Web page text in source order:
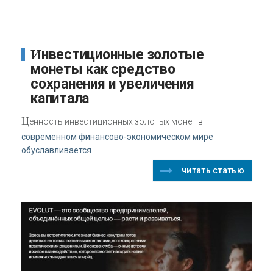
Инвестиционные золотые
монеты как средство
сохранения и увеличения
капитала
Ценность инвестиционных золотых монет в
современном финансово-экономическом мире
обуславливается
читать статью